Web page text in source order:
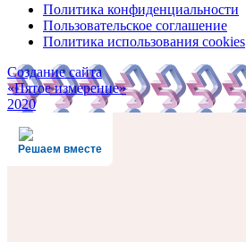
Политика конфиденциальности
Пользовательское соглашение
Политика использования cookies
Создание сайта
«Пятое измерение»
2020
Решаем вместе